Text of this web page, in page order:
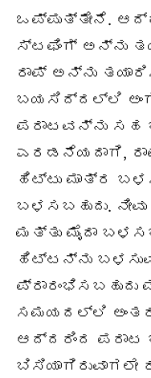
ಒಪ್ಪುತ್ತೇನೆ.
ಸ್ಟಫಿಂಗ್ ಅನ್ನು
ರಾಪ್ ಅನ್ನು
ಬಯಸಿದ್ದಲ್ಲಿ
ಪರಾಟವನ್ನು ಸಹ
ಎರಡನೆಯದಾಗಿ, ರಾಪ್
ಹಿಟ್ಟು ಮಾತ್ರ
ಬಳಸಬಹುದು.
ಮತ್ತು ಮೈದಾ
ಹಿಟ್ಟನ್ನು
ಪ್ರಾರಂಭಿಸಬಹುದು
ಸಮಯದಲ್ಲಿ
ಆದ್ದರಿಂದ
ಬಿಸಿಯಾಗಿರುವಾಗಲೇ